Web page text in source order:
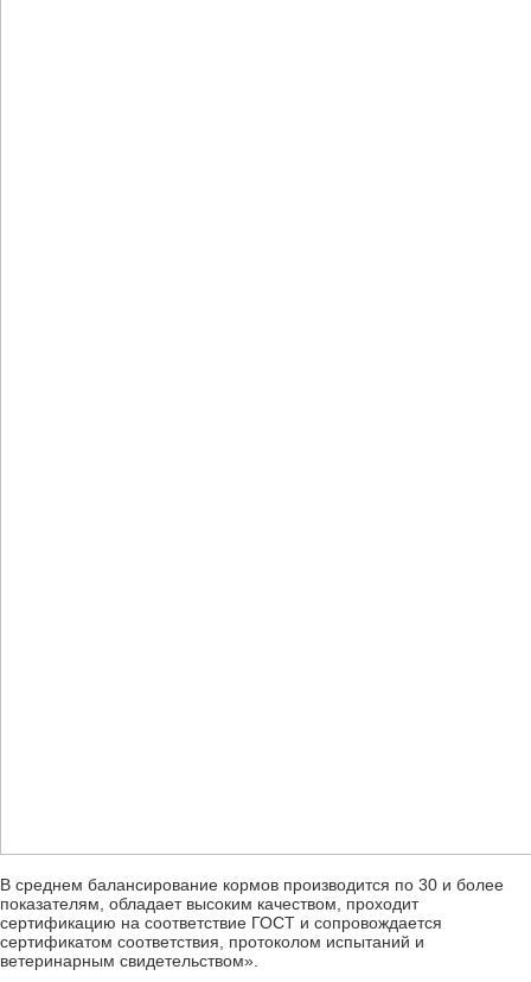
В среднем балансирование кормов производится по 30 и более
показателям, обладает высоким качеством, проходит
сертификацию на соответствие ГОСТ и сопровождается
сертификатом соответствия, протоколом испытаний и
ветеринарным свидетельством».